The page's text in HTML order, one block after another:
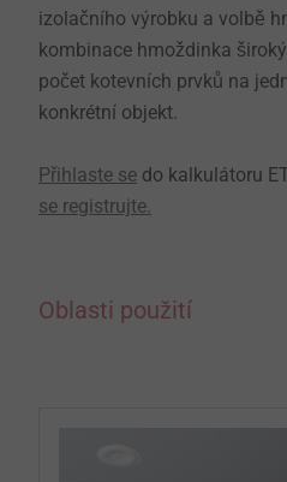
izolačního výrobku a volbě
kombinace hmoždinka
počet kotevních prvků na
konkrétní objekt.
Přihlaste se do kalkulátoru
se registrujte.
Oblasti použití